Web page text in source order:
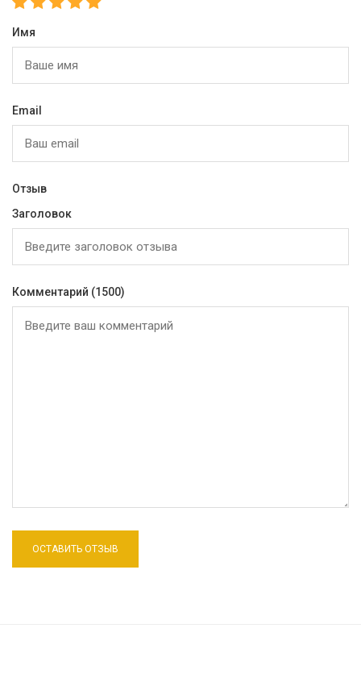
Имя
Email
Отзыв
Заголовок
Комментарий (1500)